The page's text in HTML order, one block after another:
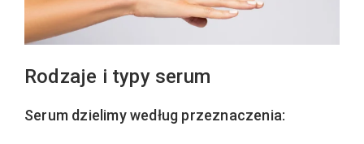
Rodzaje i typy serum
Serum dzielimy według przeznaczenia: